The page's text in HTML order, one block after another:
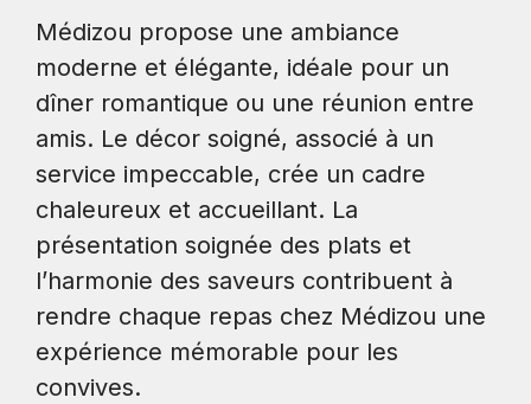
Médizou propose une ambiance
moderne et élégante, idéale pour un
dîner romantique ou une réunion entre
amis. Le décor soigné, associé à un
service impeccable, crée un cadre
chaleureux et accueillant. La
présentation soignée des plats et
l’harmonie des saveurs contribuent à
rendre chaque repas chez Médizou une
expérience mémorable pour les
convives.